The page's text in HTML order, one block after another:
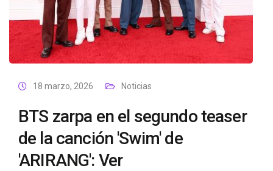
18 marzo, 2026 Noticias
BTS zarpa en el segundo teaser
de la canción 'Swim' de
'ARIRANG': Ver